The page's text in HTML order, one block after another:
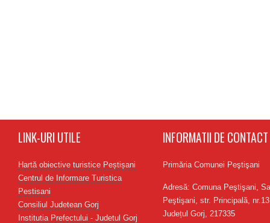
LINK-URI UTILE
Hartă obiective turistice Peștișani
Centrul de Informare Turistica
Pestisani
Consiliul Judetean Gorj
Institutia Prefectului - Judetul Gorj
INFORMATII DE CONTACT
Primăria Comunei Peştişani
Adresă: Comuna Peştişani,
Peştişani, str. Principală,
Județul Gorj, 217335